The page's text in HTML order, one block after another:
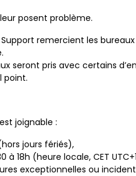
posent problème.
Support remercient les
seront pris avec certains
point.
joignable :
jours fériés),
à 18h (heure locale, CET
exceptionnelles ou